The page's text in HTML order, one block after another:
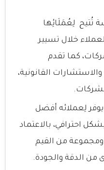
تُتيح لِعُمَلَائِها
خلال تسيير
كما تقدم
القانونية،
لِعملائه أفضل
احترافي، بالاعتماد
ومجموعة من القيم
من الدقة والجودة.